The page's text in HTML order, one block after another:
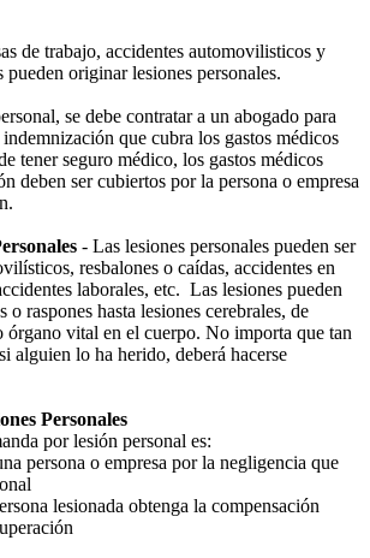
de trabajo, accidentes automovilisticos y
pueden originar lesiones personales.
se debe contratar a un abogado para
que cubra los gastos médicos
tener seguro médico, los gastos médicos
deben ser cubiertos por la persona o empresa
- Las lesiones personales pueden ser
resbalones o caídas, accidentes en
laborales, etc. Las lesiones pueden
o raspones hasta lesiones cerebrales, de
órgano vital en el cuerpo. No importa que tan
alguien lo ha herido, deberá hacerse
Personales
por lesión personal es:
persona o empresa por la negligencia que
lesionada obtenga la compensación